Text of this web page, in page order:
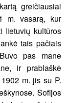
greičiausiai
m. vasarą, kur
lietuvių kultūros
tais pačiais
pas mane
ir prablaškė
m. jis su P.
Sofijos